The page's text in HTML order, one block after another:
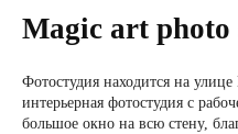
Magic art photo
Фотостудия находится на
интерьерная фотостудия с
большое окно на всю стену,